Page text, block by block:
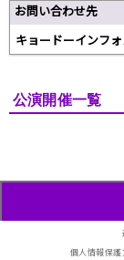
お問い合わせ先
キョードーインフ
公演開催一覧
個人情報保護